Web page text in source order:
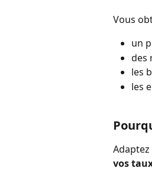
Vous
un
des
les
les
vos